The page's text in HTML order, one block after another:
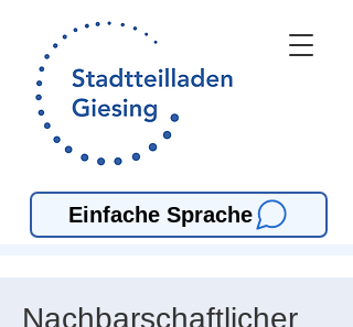
Einfache Sprache
Nachbarschaftlicher